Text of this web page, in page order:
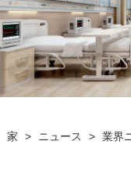
家 > ニュース > 業界